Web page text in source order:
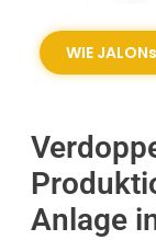
WIE
Anlage